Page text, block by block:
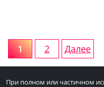
Пагинация
записей
1 2 Далее
При полном или частичном